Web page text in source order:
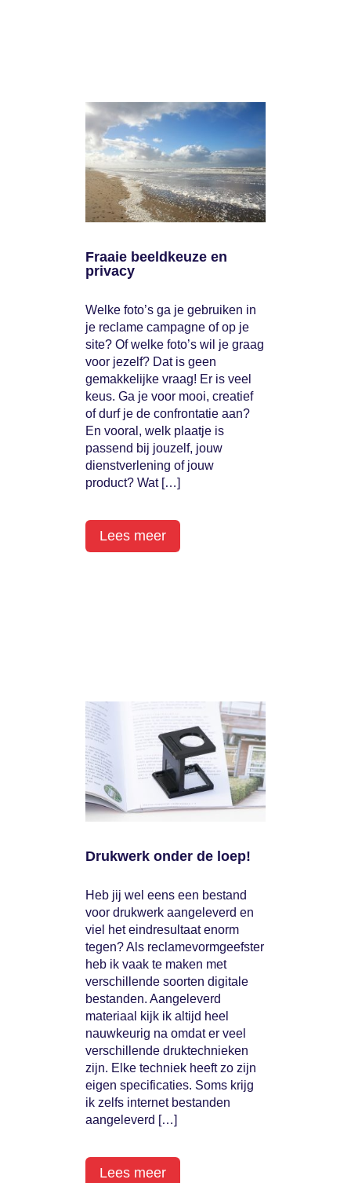
Fraaie beeldkeuze en
privacy
Welke foto’s ga je gebruiken in
je reclame campagne of op je
site? Of welke foto’s wil je graag
voor jezelf? Dat is geen
gemakkelijke vraag! Er is veel
keus. Ga je voor mooi, creatief
of durf je de confrontatie aan?
En vooral, welk plaatje is
passend bij jouzelf, jouw
dienstverlening of jouw
product? Wat […]
Lees meer
Drukwerk onder de loep!
Heb jij wel eens een bestand
voor drukwerk aangeleverd en
viel het eindresultaat enorm
tegen? Als reclamevormgeefster
heb ik vaak te maken met
verschillende soorten digitale
bestanden. Aangeleverd
materiaal kijk ik altijd heel
nauwkeurig na omdat er veel
verschillende druktechnieken
zijn. Elke techniek heeft zo zijn
eigen specificaties. Soms krijg
ik zelfs internet bestanden
aangeleverd […]
Lees meer